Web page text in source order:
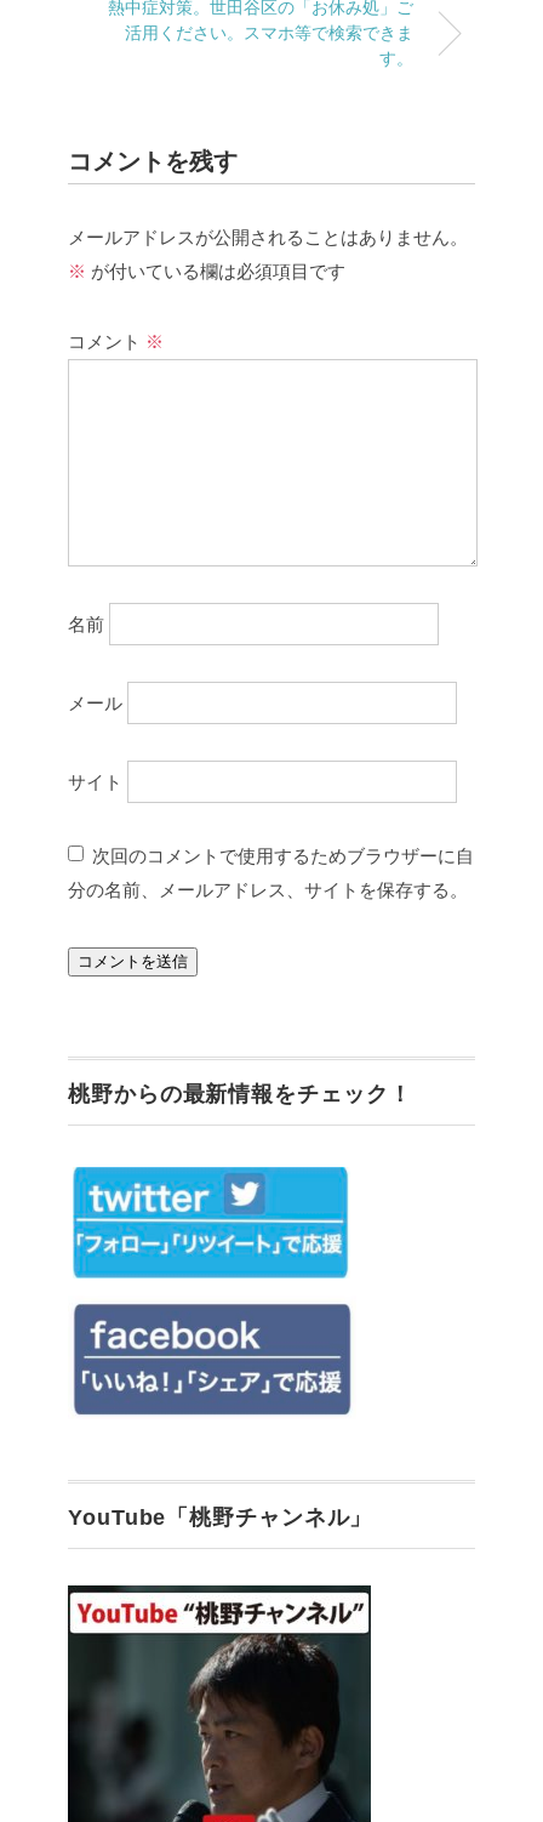
熱中症対策。世田谷区の「お休み処」ご
活用ください。スマホ等で検索できま
す。
コメントを残す
メールアドレスが公開されることはありません。
※ が付いている欄は必須項目です
コメント ※
名前
メール
サイト
次回のコメントで使用するためブラウザーに自
分の名前、メールアドレス、サイトを保存する。
桃野からの最新情報をチェック！
YouTube「桃野チャンネル」